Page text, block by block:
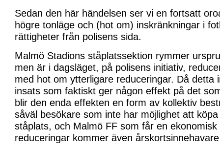
Sedan den här händelsen ser vi en fortsatt
högre tonläge och (hot om) inskränkningar i
rättigheter från polisens sida.
Malmö Stadions ståplatssektion rymmer
men är i dagsläget, på polisens initiativ,
med hot om ytterligare reduceringar. Då detta
insats som faktiskt ger någon effekt på det
blir den enda effekten en form av kollektiv
såväl besökare som inte har möjlighet att
ståplats, och Malmö FF som får en
reduceringar kommer även